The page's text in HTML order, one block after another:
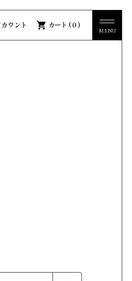
ウント カート ( 0 )
MENU
MENU